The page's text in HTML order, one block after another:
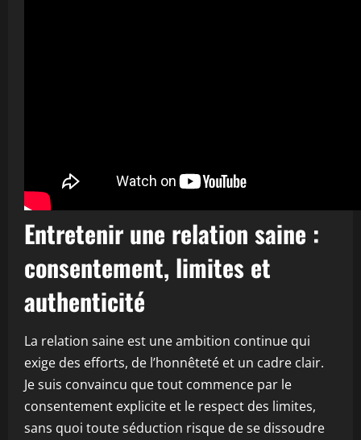
Entretenir une relation saine :
consentement, limites et
authenticité
La relation saine est une ambition continue qui
exige des efforts, de l’honnêteté et un cadre clair.
Je suis convaincu que tout commence par le
consentement explicite et le respect des limites,
sans quoi toute séduction risque de se dissoudre